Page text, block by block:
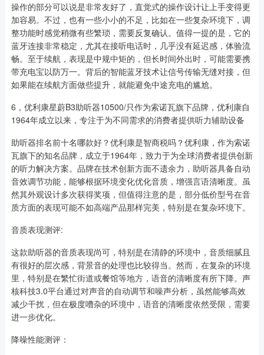
操作的部分可以说是非常友好了，直觉式的操作设计让上手变得更
加容易。不过，也有一些小小的不足，比如在一些复杂环境下，调
整功能时感觉稍微有些繁琐，需要反复确认。值得一提的是，它的
蓝牙连接非常稳定，尤其在接听电话时，几乎没有延迟感，体验流
畅。至于续航，表现是中规中矩的，但长时间外出时，可能需要携
带充电宝以防万一。背后的智能蓝牙技术让信号传输无缝对接，但
如果能在续航方面做些提升，就能避免中途充电的尴尬。
6，优利康星蔚B3助听器10500/只作为索诺瓦旗下品牌，优利康自
1964年成立以来，专注于为不同需求的消费者提供听力辅助设备
助听器排名前十名哪款好？优利康是智商税吗？优利康，作为索诺
瓦旗下的知名品牌，成立于1964年，致力于为全球消费者提供创新
的听力解决方案。品牌在技术创新方面不遗余力，助听器具备自动
音效调节功能，能够根据环境变化优化音质，增强言语清晰度。虽
然其外观设计多次获得奖项，但值得注意的是，部分低价型号在音
质方面的表现可能不如高端产品那样完美，特别是在复杂环境下。
音质表现测评:
这款助听器的音质表现尚可，特别是在清静的环境中，音质细腻且
有很好的层次感，背景音的处理也比较得当。然而，在复杂的环境
里，特别是在繁忙街道或餐馆等地方，语音的清晰度有所下降。声
核科技3.0平台通过对声音的自动调节和噪声分析，虽然能够高效
减少干扰，但在极度嘈杂的环境中，语音的清晰度依然受限，需要
进一步优化。
降噪性能测评：